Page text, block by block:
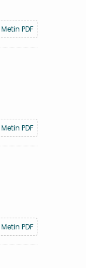
PDF
PDF
PDF